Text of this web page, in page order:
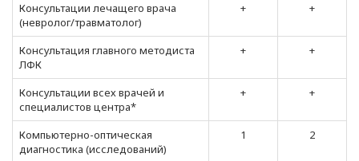
Консультации лечащего врача
(невролог/травматолог)
+ +
Консультация главного методиста
ЛФК
+ +
Консультации всех врачей и
специалистов центра*
+ +
Компьютерно-оптическая
диагностика (исследований)
1 2